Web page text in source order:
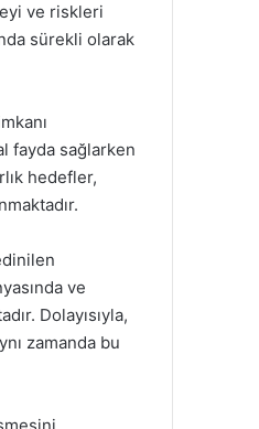
ve riskleri
sürekli olarak
fayda sağlarken
hedefler,
ve
Dolayısıyla,
zamanda bu